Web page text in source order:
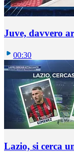
Juve, davvero
00:30
Lazio, si cerca